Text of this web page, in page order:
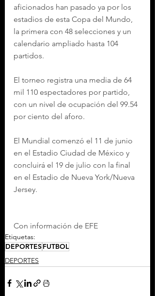
aficionados han pasado ya por los
estadios de esta Copa del Mundo,
la primera con 48 selecciones y un
calendario ampliado hasta 104
partidos.
El torneo registra una media de 64
mil 110 espectadores por partido,
con un nivel de ocupación del 99.54
por ciento del aforo.
El Mundial comenzó el 11 de junio
en el Estadio Ciudad de México y
concluirá el 19 de julio con la final
en el Estadio de Nueva York/Nueva
Jersey.
Con información de EFE
Etiquetas:
DEPORTESFUTBOL
DEPORTES